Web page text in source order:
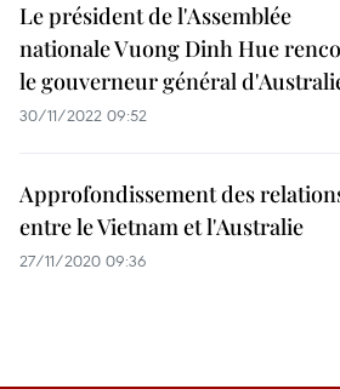
Le président de l'Assemblée
nationale Vuong Dinh Hue
le gouverneur général
30/11/2022 09:52
Approfondissement des
entre le Vietnam et l'Australie
27/11/2020 09:36